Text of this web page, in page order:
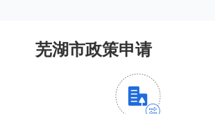
芜湖市政策申请